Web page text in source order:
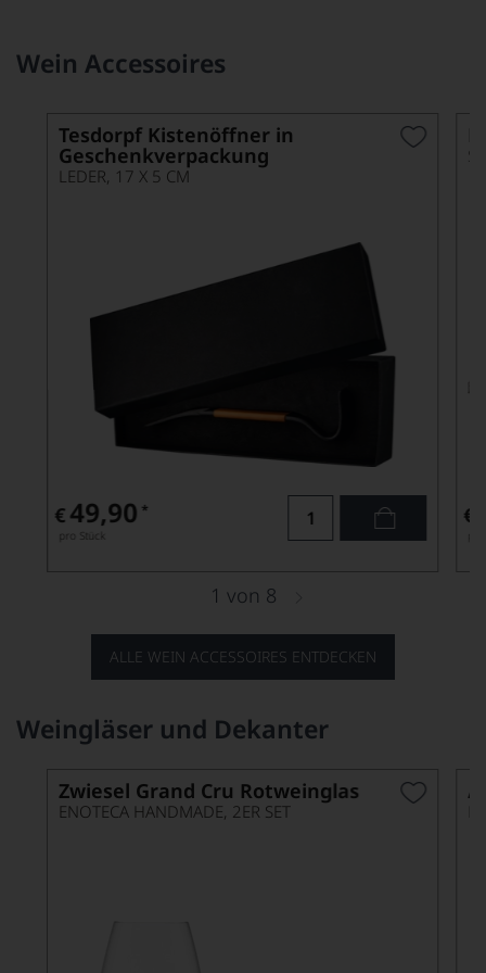
Wein Accessoires
ALLE WEIN ACCESSOIRES ENTDECKEN
Tesdorpf Kistenöffner in
Geschenkverpackung
LEDER, 17 X 5 CM
€ 49,90 *
pro Stück
€
1 von 8
Weingläser und Dekanter
Zwiesel Grand Cru Rotweinglas
ENOTECA HANDMADE, 2ER SET